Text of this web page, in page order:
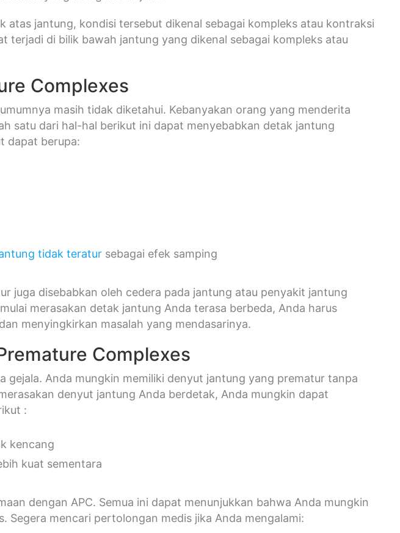
atas jantung, kondisi tersebut dikenal sebagai kompleks atau kontraksi
terjadi di bilik bawah jantung yang dikenal sebagai kompleks atau
Complexes
masih tidak diketahui. Kebanyakan orang yang menderita
satu dari hal-hal berikut ini dapat menyebabkan detak jantung
dapat berupa:
tidak teratur sebagai efek samping
juga disebabkan oleh cedera pada jantung atau penyakit jantung
merasakan detak jantung Anda terasa berbeda, Anda harus
menyingkirkan masalah yang mendasarinya.
Complexes
gejala. Anda mungkin memiliki denyut jantung yang prematur tanpa
denyut jantung Anda berdetak, Anda mungkin dapat
:
kencang
kuat sementara
dengan APC. Semua ini dapat menunjukkan bahwa Anda mungkin
Segera mencari pertolongan medis jika Anda mengalami: